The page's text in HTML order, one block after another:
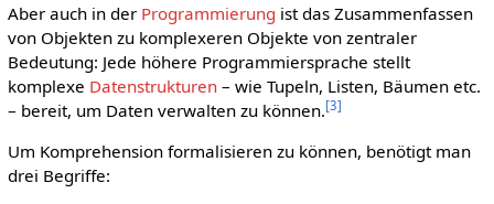
Aber auch in der Programmierung ist das Zusammenfassen
von Objekten zu komplexeren Objekte von zentraler
Bedeutung: Jede höhere Programmiersprache stellt
komplexe Datenstrukturen– wie Tupeln, Listen, Bäumen etc.
– bereit, um Daten verwalten zu können.[3]
Um Komprehension formalisieren zu können, benötigt man
drei Begriffe: